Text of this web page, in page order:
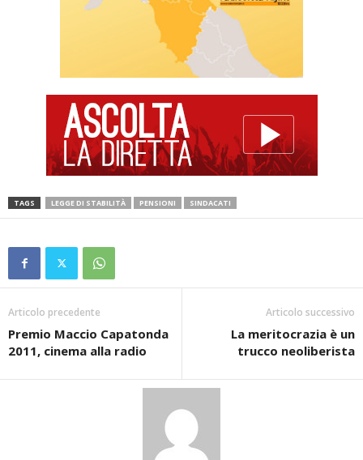
TAGS LEGGE DI STABILITÀ PENSIONI SINDACATI
Articolo precedente
Premio Maccio Capatonda
2011, cinema alla radio
Articolo successivo
La meritocrazia è un
trucco neoliberista